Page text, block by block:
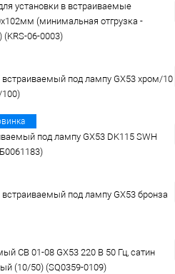
установки в встраиваемые
(минимальная отгрузка -
(KRS-06-0003)
встраиваемый под лампу GX53 хром/10
100)
под лампу GX53 DK115 SWH
встраиваемый под лампу GX53 бронза
СВ 01-08 GX53 220 В 50 Гц, сатин
(10/50) (SQ0359-0109)